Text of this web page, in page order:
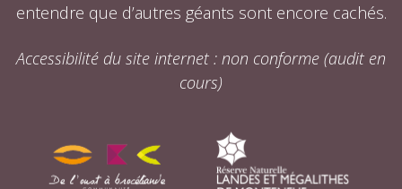
entendre que d’autres géants sont encore cachés.
Accessibilité du site internet : non conforme (audit en
cours)